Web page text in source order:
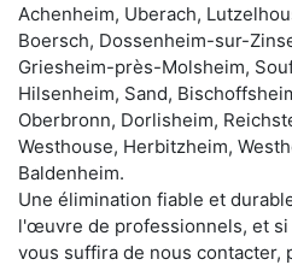
Achenheim, Uberach,
Boersch, Dossenheim-sur-
Griesheim-près-Molsheim,
Hilsenheim, Sand,
Oberbronn, Dorlisheim,
Westhouse, Herbitzheim,
Baldenheim.
Une élimination fiable et
l'œuvre de professionnels, et si
vous suffira de nous contacter,